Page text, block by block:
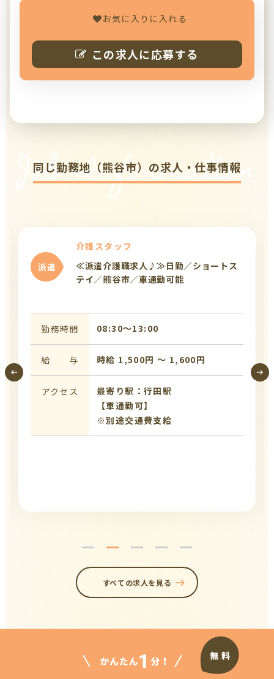
お気に入りに入れる
この求人に応募する
Job Information
同じ勤務地（熊谷市）の求人・仕事情報
派遣
介護スタッフ
≪派遣介護職求人♪≫日勤／ショートス
テイ／熊谷市／車通勤可能
勤務時間 08:30〜13:00
給 与 時給 1,500円 〜 1,600円
アクセス
最寄り駅：行田駅
【車通勤可】
※別途交通費支給
すべての求人を見る